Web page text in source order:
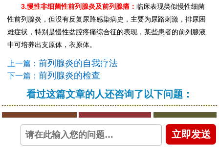
3.慢性非细菌性前列腺炎及前列腺痛：临床表现类似慢性细菌
性前列腺炎，但没有反复尿路感染病史，主要为尿路刺激，排尿困
难症状，特别是慢性盆腔疼痛综合征的表现，某些患者的前列腺液
中可培养出支原体，衣原体。
上一篇：前列腺炎的自我疗法
下一篇：前列腺炎的检查
看过这篇文章的人还咨询了以下问题：
阴茎不能勃起 偶尔发生阳痿 引起女方不满
立即发送